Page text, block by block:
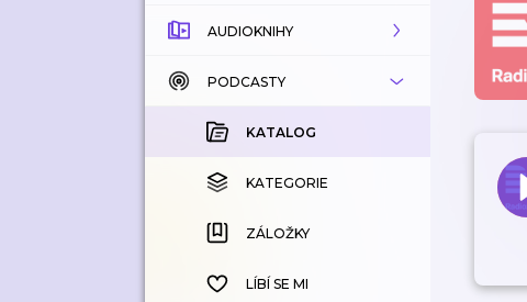
AUDIOKNIHY
KATALOG
KOUPENÉ
KATEGORIE
ZÁLOŽKY
HISTORIE
PODCASTY
KATALOG
KATEGORIE
ZÁLOŽKY
LÍBÍ SE MI